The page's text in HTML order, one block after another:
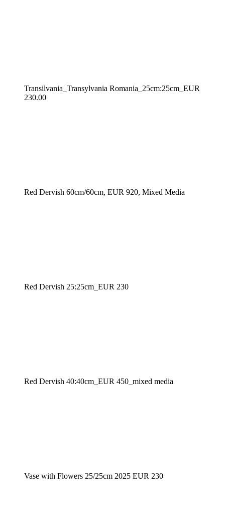
Transilvania_Transylvania Romania_25cm:25cm_EUR
230.00
Red Dervish 60cm/60cm, EUR 920, Mixed Media
Red Dervish 25:25cm_EUR 230
Red Dervish 40:40cm_EUR 450_mixed media
Vase with Flowers 25/25cm 2025 EUR 230